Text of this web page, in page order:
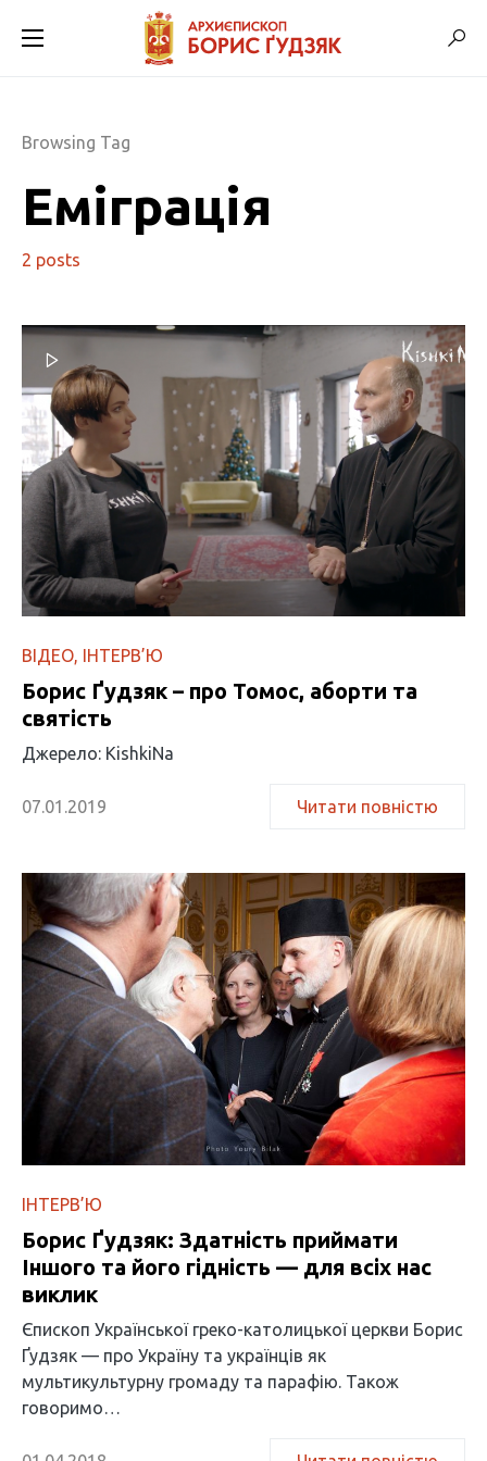
Browsing Tag
Еміграція
2 posts
ВІДЕО ІНТЕРВ’Ю
Борис Ґудзяк – про Томос, аборти та
святість
Джерело: KishkiNa
07.01.2019 Читати повністю
ІНТЕРВ’Ю
Борис Ґудзяк: Здатність приймати
Іншого та його гідність — для всіх нас
виклик
Єпископ Української греко-католицької церкви Борис
Ґудзяк — про Україну та українців як
мультикультурну громаду та парафію. Також
говоримо…